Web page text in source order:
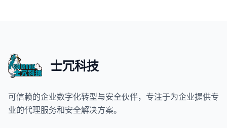
士冗科技
可信赖的企业数字化转型与安全伙伴，专注于为企业提供专
业的代理服务和安全解决方案。